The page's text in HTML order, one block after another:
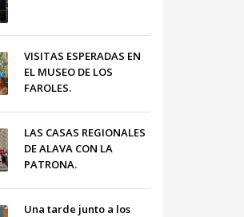
VISITAS ESPERADAS EN
EL MUSEO DE LOS
FAROLES.
LAS CASAS REGIONALES
DE ALAVA CON LA
PATRONA.
Una tarde junto a los